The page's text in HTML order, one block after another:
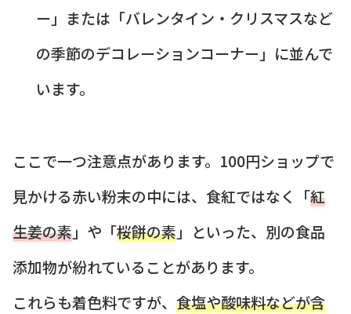
ー」または「バレンタイン・クリスマスなど
の季節のデコレーションコーナー」に並んで
います。
ここで一つ注意点があります。100円ショップで
見かける赤い粉末の中には、食紅ではなく「紅
生姜の素」や「桜餅の素」といった、別の食品
添加物が紛れていることがあります。
これらも着色料ですが、 食塩や酸味料などが含